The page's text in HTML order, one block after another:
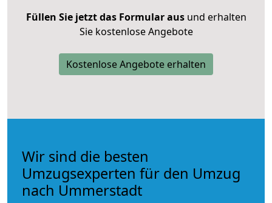
Füllen Sie jetzt das Formular ausund erhalten
Sie kostenlose Angebote
Kostenlose Angebote erhalten
Wir sind die besten
Umzugsexperten für den Umzug
nach Ummerstadt